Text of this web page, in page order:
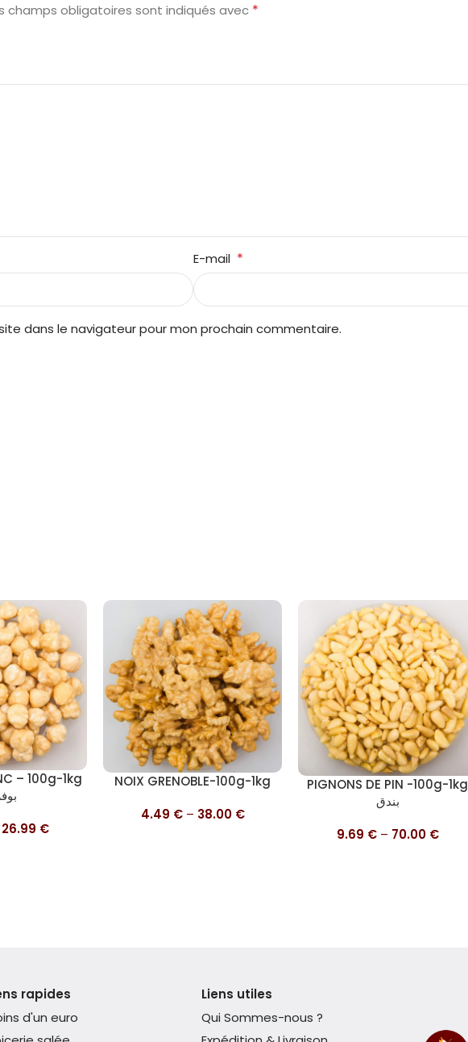
champs obligatoires sont indiqués avec *
E-mail *
dans le navigateur pour mon prochain commentaire.
– 100g-1kg
26.99 €
Choix des options
NOIX GRENOBLE-100g-1kg
4.49 €– 38.00 €
Choix des options
PIGNONS DE PIN -100g-1kg
بندق
9.69 €– 70.00 €
rapides
d'un euro
Liens utiles
Qui Sommes-nous ?